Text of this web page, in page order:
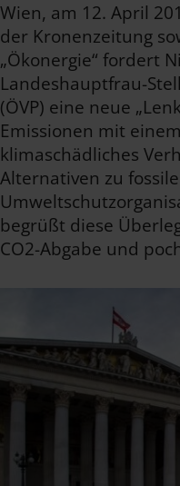
Wien, am 12. April
der Kronenzeitung
„Ökonergie“ fordert
Landeshauptfrau-
(ÖVP) eine neue
Emissionen mit
klimaschädliches
Alternativen zu
begrüßt diese
CO2-Abgabe und